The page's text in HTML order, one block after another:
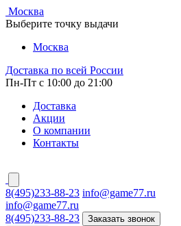
Москва
Выберите точку выдачи
Москва
Доставка по всей России
Пн-Пт с 10:00 до 21:00
Доставка
Акции
О компании
Контакты
8(495)233-88-23 info@game77.ru
info@game77.ru
8(495)233-88-23
Заказать звонок